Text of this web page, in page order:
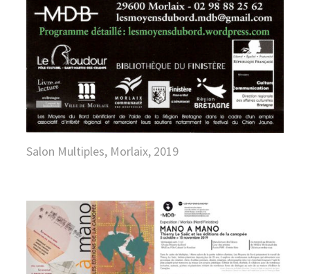
Salon Multiples, Morlaix, 2019